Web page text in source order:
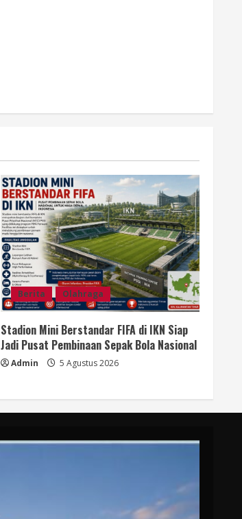
Berita Olahraga
Stadion Mini Berstandar FIFA di IKN Siap
Jadi Pusat Pembinaan Sepak Bola Nasional
Admin 5 Agustus 2026